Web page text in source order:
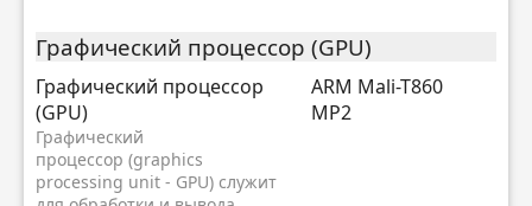
Графический процессор (GPU)
Графический процессор
(GPU)
Графический
процессор (graphics
processing unit - GPU) служит
ARM Mali-T860
MP2